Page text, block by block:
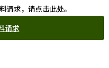
请求，请点击此处。
请求